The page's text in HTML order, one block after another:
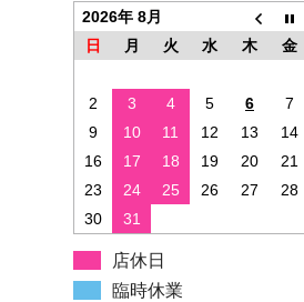
2026年 8月
日
月 火 水 木 金
2
3 4 5 6 7
9
10 11 12 13 14
16
17 18 19 20 21
23
24 25 26 27 28
30
31
店休日
臨時休業